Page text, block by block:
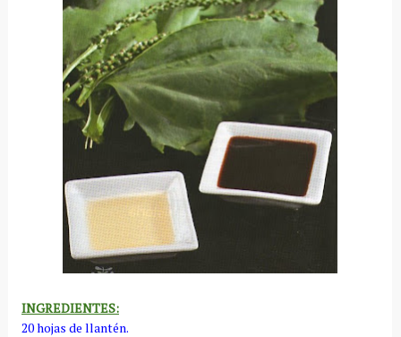
INGREDIENTES:
20 hojas de llantén.